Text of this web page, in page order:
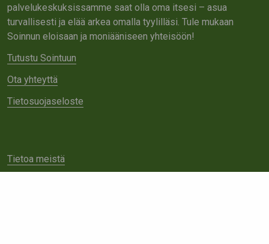
palvelukeskuksissamme saat olla oma itsesi – asua
turvallisesti ja elää arkea omalla tyylilläsi. Tule mukaan
Soinnun eloisaan ja moniääniseen yhteisöön!
Tutustu Sointuun
Ota yhteyttä
Tietosuojaseloste
Tietoa meistä